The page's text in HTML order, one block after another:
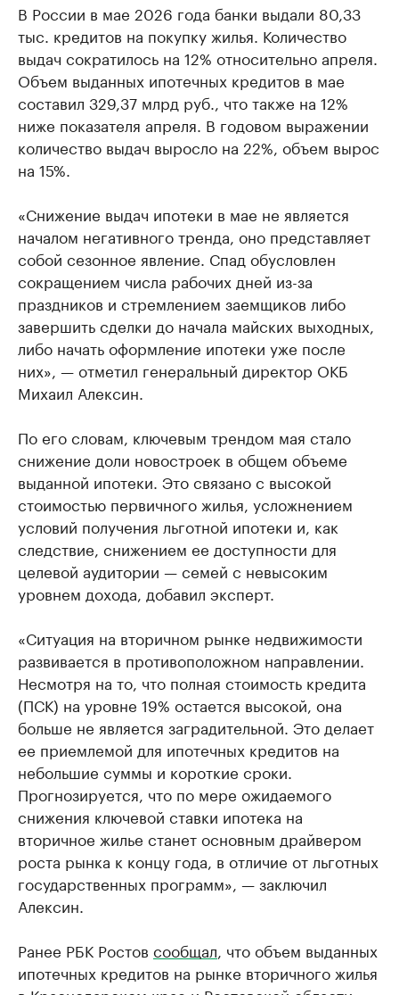
В России в мае 2026 года банки выдали 80,33
тыс. кредитов на покупку жилья. Количество
выдач сократилось на 12% относительно апреля.
Объем выданных ипотечных кредитов в мае
составил 329,37 млрд руб., что также на 12%
ниже показателя апреля. В годовом выражении
количество выдач выросло на 22%, объем вырос
на 15%.
«Снижение выдач ипотеки в мае не является
началом негативного тренда, оно представляет
собой сезонное явление. Спад обусловлен
сокращением числа рабочих дней из-за
праздников и стремлением заемщиков либо
завершить сделки до начала майских выходных,
либо начать оформление ипотеки уже после
них», — отметил генеральный директор ОКБ
Михаил Алексин.
По его словам, ключевым трендом мая стало
снижение доли новостроек в общем объеме
выданной ипотеки. Это связано с высокой
стоимостью первичного жилья, усложнением
условий получения льготной ипотеки и, как
следствие, снижением ее доступности для
целевой аудитории — семей с невысоким
уровнем дохода, добавил эксперт.
«Ситуация на вторичном рынке недвижимости
развивается в противоположном направлении.
Несмотря на то, что полная стоимость кредита
(ПСК) на уровне 19% остается высокой, она
больше не является заградительной. Это делает
ее приемлемой для ипотечных кредитов на
небольшие суммы и короткие сроки.
Прогнозируется, что по мере ожидаемого
снижения ключевой ставки ипотека на
вторичное жилье станет основным драйвером
роста рынка к концу года, в отличие от льготных
государственных программ», — заключил
Алексин.
Ранее РБК Ростов сообщал , что объем выданных
ипотечных кредитов на рынке вторичного жилья